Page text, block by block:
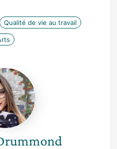
Qualité de vie au travail
Virginia
Drummond